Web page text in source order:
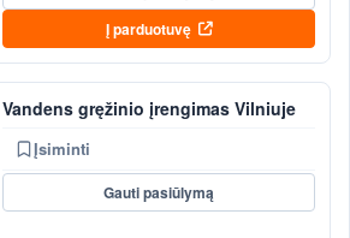
Į parduotuvę
Vandens gręžinio įrengimas Vilniuje
Įsiminti
Gauti pasiūlymą